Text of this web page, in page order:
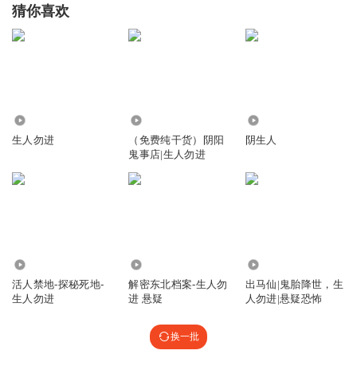
故事画面感很强👍
回复 2023-08-03 0
猜你喜欢
生人勿进
（免费纯干货）阴阳
鬼事店|生人勿进
阴生人
活人禁地-探秘死地-
生人勿进
解密东北档案-生人勿
进 悬疑
出马仙|鬼胎降世，生
人勿进|悬疑恐怖
换一批